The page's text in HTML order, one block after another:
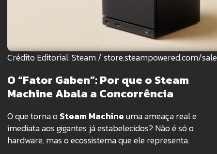
Crédito Editorial: Steam / store.steampowered.com/
O “Fator Gaben”: Por que o Steam
Machine Abala a Concorrência
O que torna oSteam Machineuma ameaça real e
imediata aos gigantes já estabelecidos? Não é só o
hardware, mas o ecossistema que ele representa.